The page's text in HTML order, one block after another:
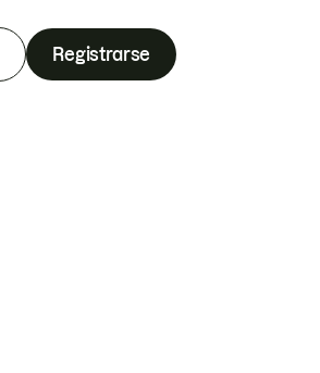
Registrarse